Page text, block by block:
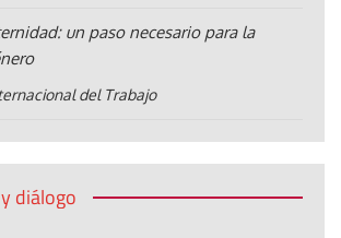
un paso necesario para la
del Trabajo
diálogo